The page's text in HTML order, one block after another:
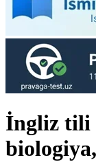
İngliz tili